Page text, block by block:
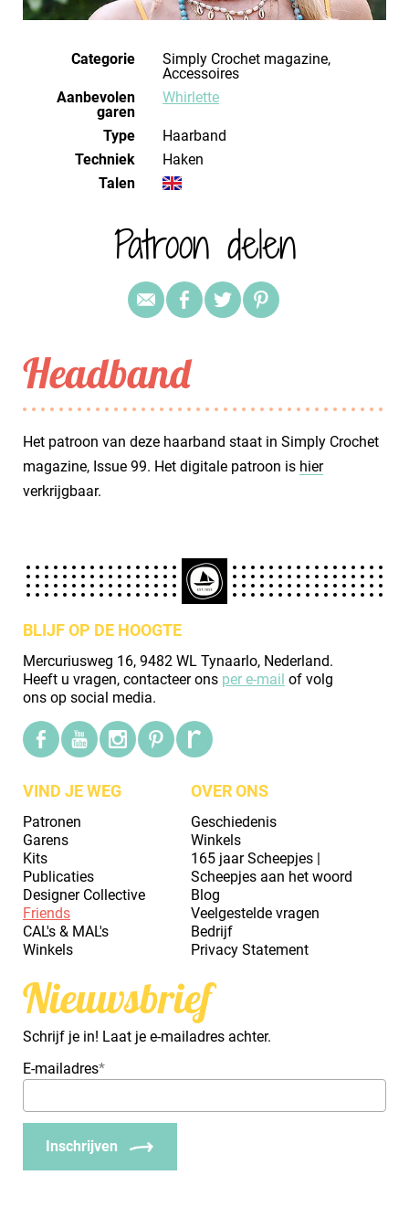
Categorie
Simply Crochet magazine,
Accessoires
Aanbevolen
garen
Whirlette
Type
Haarband
Techniek
haken
Talen
Patroon delen
Headband
Het patroon van deze haarband staat in Simply Crochet
magazine, Issue 99. Het digitale patroon is hier
verkrijgbaar.
BLIJF OP DE HOOGTE
Mercuriusweg 16, 9482 WL Tynaarlo, Nederland.
Heeft u vragen, contacteer ons per e-mail of volg
ons op social media.
VIND JE WEG
Patronen
Garens
Kits
Publicaties
Designer Collective
Friends
CAL's & MAL's
Winkels
OVER ONS
Geschiedenis
Winkels
165 jaar Scheepjes |
Scheepjes aan het woord
Blog
Veelgestelde vragen
Bedrijf
Privacy Statement
Nieuwsbrief
Schrijf je in! Laat je e-mailadres achter.
E-mailadres*
Inschrijven